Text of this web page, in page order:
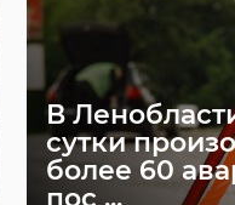
В
сутки
более 60
пос ...